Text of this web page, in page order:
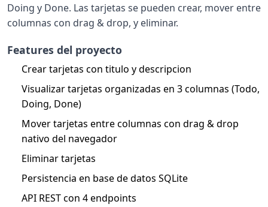
Doing y Done. Las tarjetas se pueden crear, mover entre
columnas con drag & drop, y eliminar.
Features del proyecto
Crear tarjetas con titulo y descripcion
Visualizar tarjetas organizadas en 3 columnas (Todo,
Doing, Done)
Mover tarjetas entre columnas con drag & drop
nativo del navegador
Eliminar tarjetas
Persistencia en base de datos SQLite
API REST con 4 endpoints